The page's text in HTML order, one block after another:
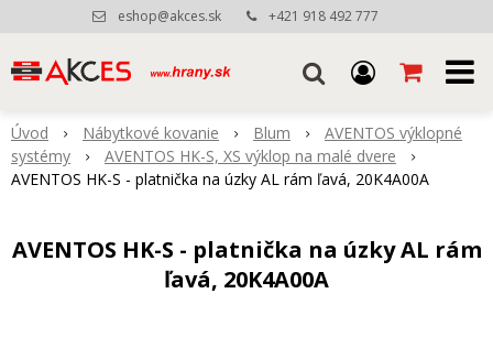
eshop@akces.sk +421 918 492 777
Úvod Nábytkové kovanie Blum
AVENTOS výklopné
systémy
AVENTOS HK-S, XS výklop na malé dvere
AVENTOS HK-S - platnička na úzky AL rám ľavá, 20K4A00A
AVENTOS HK-S - platnička na úzky AL rám
ľavá, 20K4A00A